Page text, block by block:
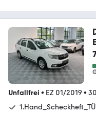
Unfallfrei • EZ 01/2019 •